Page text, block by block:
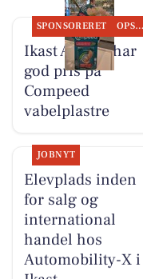
SPONSORERET OPSLAGSTAVLEN
Ikast Apotek har
god pris på
Compeed
vabelplastre
JOBNYT
Elevplads inden
for salg og
international
handel hos
Automobility-X i